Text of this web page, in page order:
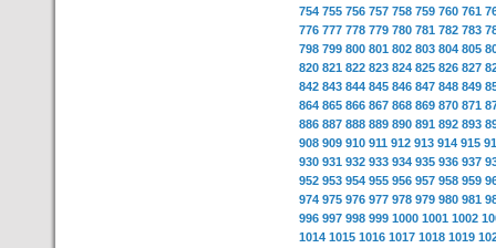
754 755 756 757 758 759 760 761
776 777 778 779 780 781 782 783
798 799 800 801 802 803 804 805
820 821 822 823 824 825 826 827
842 843 844 845 846 847 848 849
864 865 866 867 868 869 870 871
886 887 888 889 890 891 892 893
908 909 910 911 912 913 914 915
930 931 932 933 934 935 936 937
952 953 954 955 956 957 958 959
974 975 976 977 978 979 980 981
996 997 998 999 1000 1001 1002
1014 1015 1016 1017 1018 1019